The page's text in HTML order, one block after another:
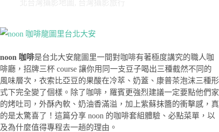
noon 咖啡是台北大安龍圖里一間對咖啡有著極度講究的職人咖
啡廳，招牌三杯 course 讓你用同一支豆子喝出三種截然不同的
風味層次，衣索比亞豆的果酸在冷萃、奶蓋、康普茶泡沫三種形
式下完全變了個樣。除了咖啡，羅賓更強烈建議一定要點他們家
的烤吐司，外酥內軟、奶油香滿溢，加上紫蘇抹醬的衝擊感，真
的是太驚喜了！這篇分享 noon 的咖啡套組體驗、必點菜單，以
及為什麼值得專程去一趟的理由。